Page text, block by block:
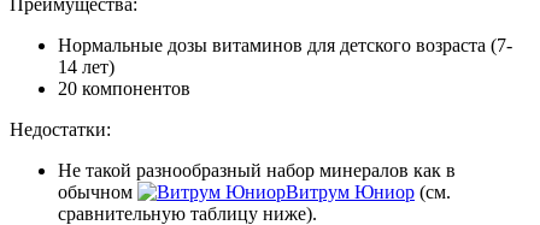
Нормальные дозы витаминов для детского возраста (7-
14 лет)
20 компонентов
Недостатки:
Не такой разнообразный набор минералов как в
обычном
Витрум Юниор (см.
сравнительную таблицу ниже).